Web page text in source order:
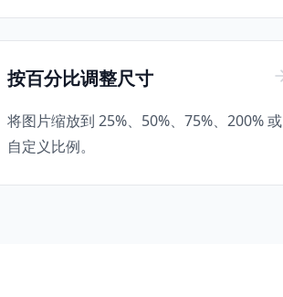
按百分比调整尺寸
将图片缩放到 25%、50%、75%、200% 或
自定义比例。